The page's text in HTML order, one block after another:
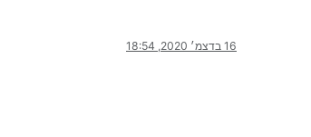
16 בדצמ׳ 2020, 18:54